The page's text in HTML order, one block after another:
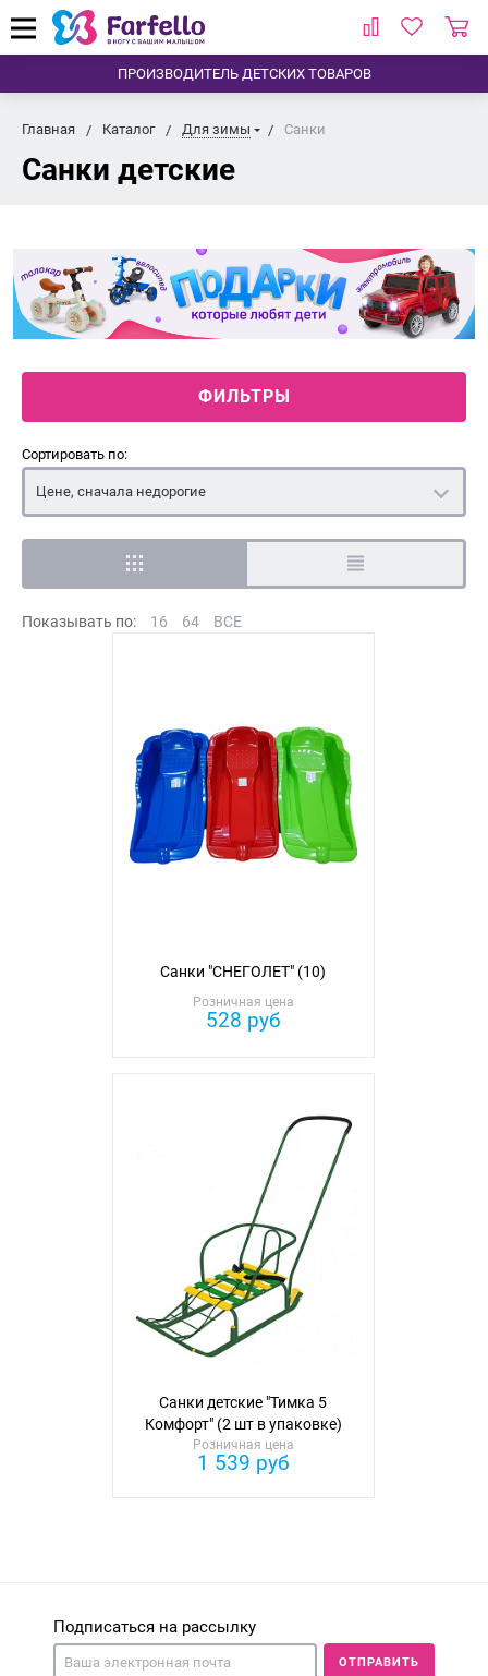
ПРОИЗВОДИТЕЛЬ ДЕТСКИХ ТОВАРОВ
Главная Каталог Для зимы Санки
Санки детские
ФИЛЬТРЫ
Сортировать по:
Цене, сначала недорогие
Показывать по: 16 64 ВСЕ
Санки "СНЕГОЛЕТ" (10)
Розничная цена
528 руб
Санки детские "Тимка 5
Комфорт" (2 шт в упаковке)
Розничная цена
1 539 руб
Подписаться на рассылку
ОТПРАВИТЬ